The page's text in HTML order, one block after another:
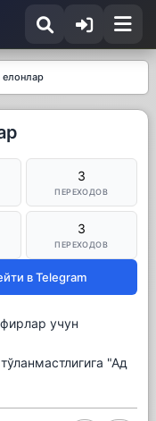
елонлар
3
ПЕРЕХОДОВ
3
ПЕРЕХОДОВ
в Telegram
учун
"Ад